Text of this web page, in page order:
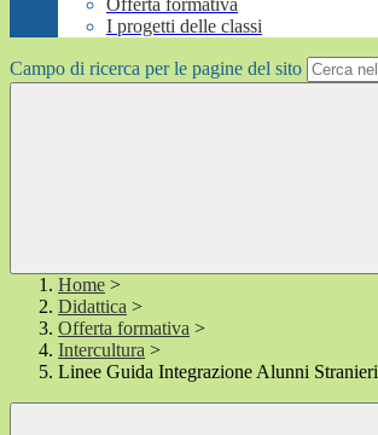
Offerta formativa
I progetti delle classi
Campo di ricerca per le pagine del sito
Home >
Didattica >
Offerta formativa >
Intercultura >
Linee Guida Integrazione Alunni Stranieri